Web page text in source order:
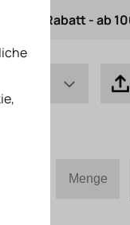
Rabatt - ab